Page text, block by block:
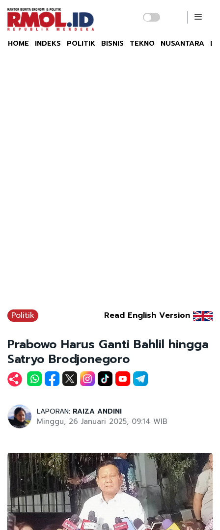
HOME INDEKS POLITIK BISNIS TEKNO NUSANTARA
Politik Read English Version
Prabowo Harus Ganti Bahlil hingga
Satryo Brodjonegoro
LAPORAN: RAIZA ANDINI
Minggu, 26 Januari 2025, 09:14 WIB